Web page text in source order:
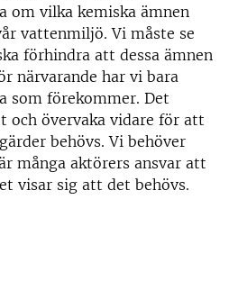
om vilka kemiska ämnen
vattenmiljö. Vi måste se
förhindra att dessa ämnen
närvarande har vi bara
som förekommer. Det
och övervaka vidare för att
behövs. Vi behöver
många aktörers ansvar att
visar sig att det behövs.